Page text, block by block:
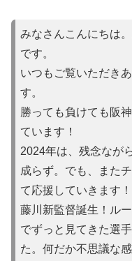
みなさんこんにちは
です。
いつもご覧いただき
す。
勝っても負けても阪
ています！
2024年は、残念なが
成らず。でも、また
て応援していきます！
藤川新監督誕生！ル
でずっと見てきた選
た。何だか不思議な